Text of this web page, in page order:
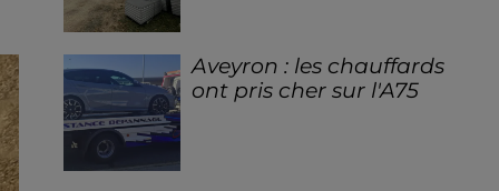
Aveyron : les chauffards
ont pris cher sur l'A75